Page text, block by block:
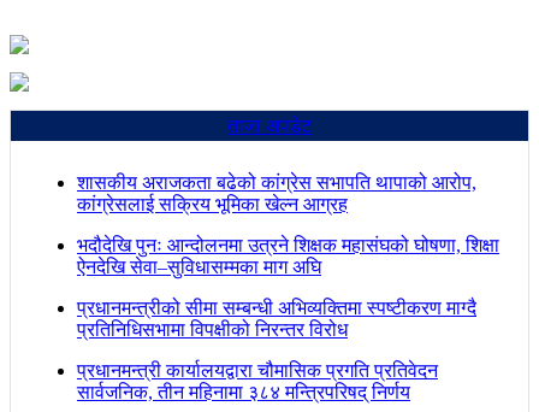
ताजा अपडेट
शासकीय अराजकता बढेको कांग्रेस सभापति थापाको आरोप,
कांग्रेसलाई सक्रिय भूमिका खेल्न आग्रह
भदौदेखि पुनः आन्दोलनमा उत्रने शिक्षक महासंघको घोषणा, शिक्षा
ऐनदेखि सेवा–सुविधासम्मका माग अघि
प्रधानमन्त्रीको सीमा सम्बन्धी अभिव्यक्तिमा स्पष्टीकरण माग्दै
प्रतिनिधिसभामा विपक्षीको निरन्तर विरोध
प्रधानमन्त्री कार्यालयद्वारा चौमासिक प्रगति प्रतिवेदन
सार्वजनिक, तीन महिनामा ३८४ मन्त्रिपरिषद् निर्णय